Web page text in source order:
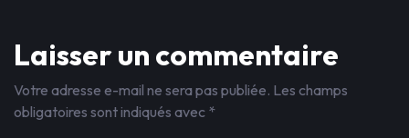
Laisser un commentaire
Votre adresse e-mail ne sera pas publiée. Les champs
obligatoires sont indiqués avec *